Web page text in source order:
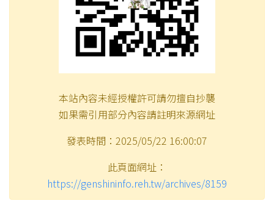
本站內容未經授權許可請勿擅自抄襲
如果需引用部分內容請註明來源網址
發表時間：2025/05/22 16:00:07
此頁面網址：
https://genshininfo.reh.tw/archives/8159